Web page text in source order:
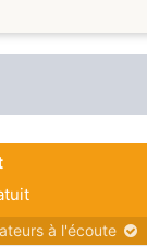
à l'écoute